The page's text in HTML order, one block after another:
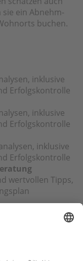
ein Abnehm-
buchen.
inklusive
Erfolgskontrolle
inklusive
Erfolgskontrolle
inklusive
Erfolgskontrolle
wertvollen Tipps,
einer